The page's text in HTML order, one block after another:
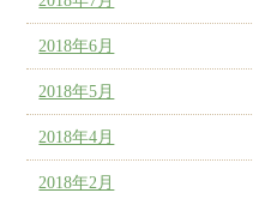
2018年6月
2018年5月
2018年4月
2018年2月